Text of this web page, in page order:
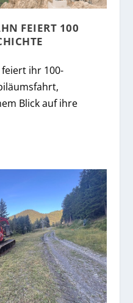
FEIERT 100
ihr 100-
Blick auf ihre